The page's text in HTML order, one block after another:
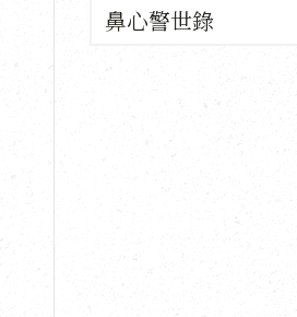
鼻心警世錄